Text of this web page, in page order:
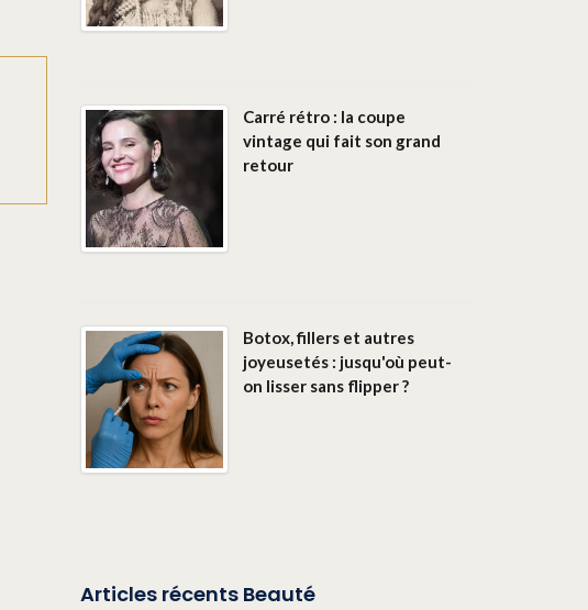
Carré rétro : la coupe
vintage qui fait son grand
retour
Botox, fillers et autres
joyeusetés : jusqu'où peut-
on lisser sans flipper ?
Articles récents Beauté